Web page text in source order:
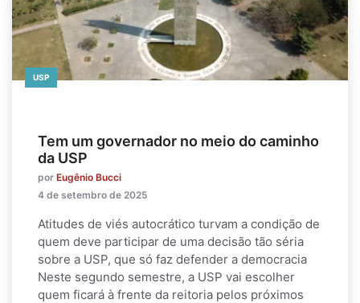
USP
Tem um governador no meio do caminho
da USP
por Eugênio Bucci
4 de setembro de 2025
Atitudes de viés autocrático turvam a condição de
quem deve participar de uma decisão tão séria
sobre a USP, que só faz defender a democracia
Neste segundo semestre, a USP vai escolher
quem ficará à frente da reitoria pelos próximos